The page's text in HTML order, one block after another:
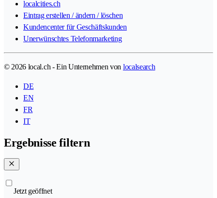
localcities.ch
Eintrag erstellen / ändern / löschen
Kundencenter für Geschäftskunden
Unerwünschtes Telefonmarketing
© 2026 local.ch - Ein Unternehmen von localsearch
DE
EN
FR
IT
Ergebnisse filtern
Jetzt geöffnet